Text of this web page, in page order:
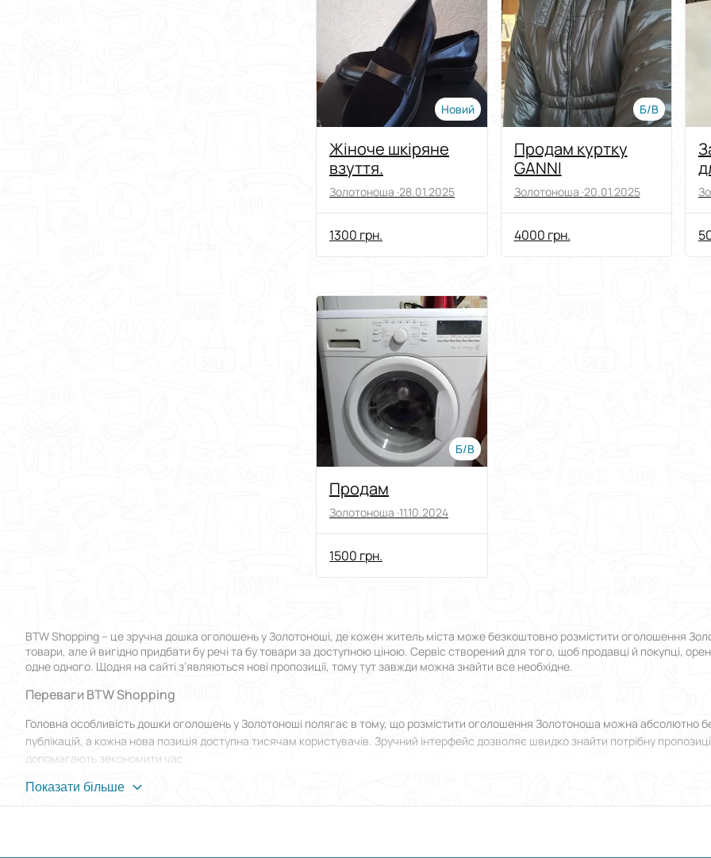
Новий
Жіноче шкіряне
взуття.
Золотоноша ·28.01.2025
1300 грн.
Б/В
Продам куртку
GANNI
Золотоноша ·20.01.2025
4000 грн.
Б/В
Продам
Золотоноша ·11.10.2024
1500 грн.
BTW Shopping – це зручна дошка оголошень у Золотоноші, де кожен житель міста може безкоштовно розмістити оголошення
товари, але й вигідно придбати бу речі та бу товари за доступною ціною. Сервіс створений для того, щоб продавці й покупці,
одне одного. Щодня на сайті з’являються нові пропозиції, тому тут завжди можна знайти все необхідне.
Переваги BTW Shopping
Головна особливість дошки оголошень у Золотоноші полягає в тому, що розмістити оголошення Золотоноша можна абсолютно
публікацій, а кожна нова позиція доступна тисячам користувачів. Зручний інтерфейс дозволяє швидко знайти потрібну
допомагають зекономити час.
Для новачків передбачений розділ FAQ, де детально описані кроки від реєстрації до моменту, коли ви зможете подати
максимально просто: навіть ті, хто вперше зайшов на сайт, розберуться без зайвих питань.
Показати більше